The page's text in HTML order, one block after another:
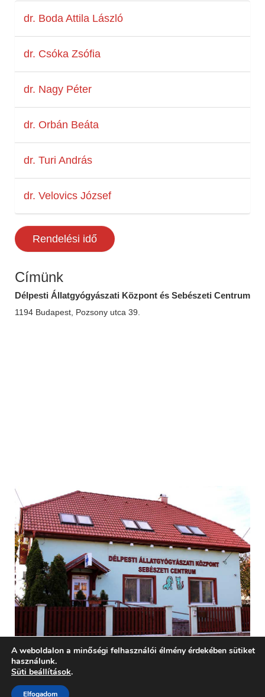
dr. Boda Attila László
dr. Csóka Zsófia
dr. Nagy Péter
dr. Orbán Beáta
dr. Turi András
dr. Velovics József
Rendelési idő
Címünk
Délpesti Állatgyógyászati Központ és Sebészeti Centrum
1194 Budapest, Pozsony utca 39.
Délpesti Állatgyógyászati Kft - 1194 Budapest, Pozsony utca 39.
A weboldalon a minőségi felhasználói élmény érdekében sütiket
használunk.
Süti beállítások.
Elfogadom